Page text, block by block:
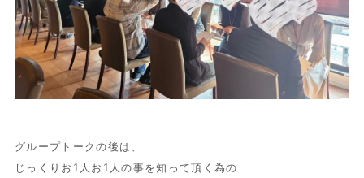
グループトークの後は、
じっくりお1人お1人の事を知って頂く為の